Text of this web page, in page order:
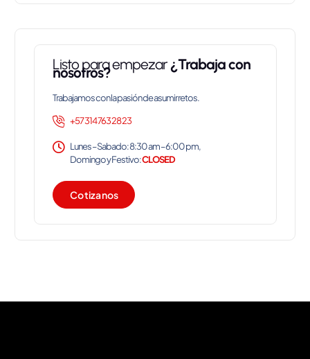
Listo para empezar¿Trabaja con
nosotros?
Trabajamos con la pasión de asumir retos.
+57 314 763 28 23
Lunes – Sabado: 8:30 am – 6:00 pm,
Domingo y Festivo:CLOSED
Cotizanos